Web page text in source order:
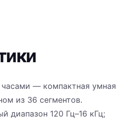
— компактная умная
из 36 сегментов.
диапазон 120 Гц–16 кГц;